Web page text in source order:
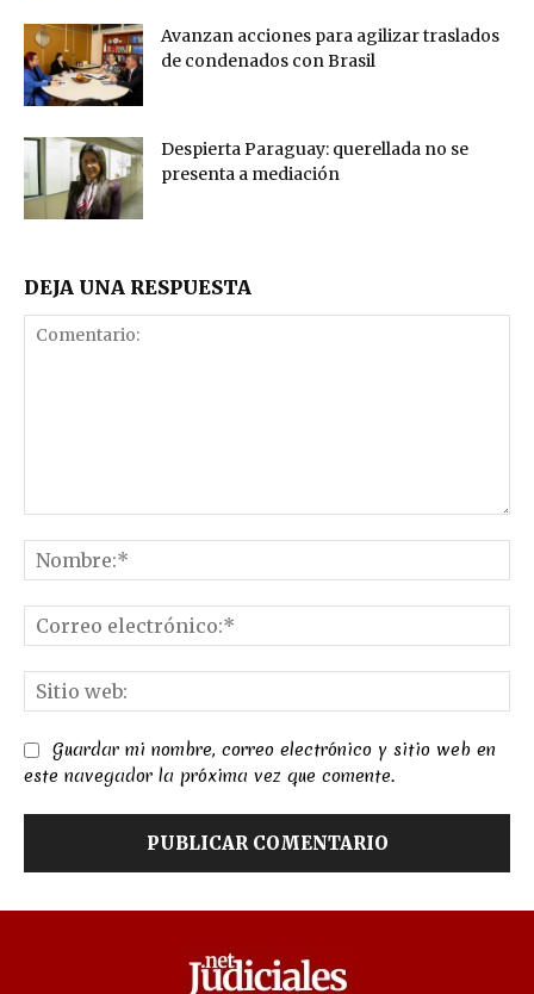
Avanzan acciones para agilizar traslados
de condenados con Brasil
Despierta Paraguay: querellada no se
presenta a mediación
DEJA UNA RESPUESTA
Guardar mi nombre, correo electrónico y sitio web en
este navegador la próxima vez que comente.